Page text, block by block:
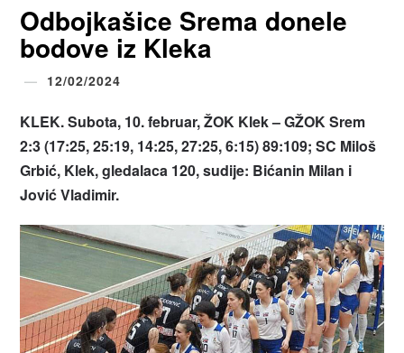
Odbojkašice Srema donele
bodove iz Kleka
12/02/2024
KLEK. Subota, 10. februar, ŽOK Klek – GŽOK Srem
2:3 (17:25, 25:19, 14:25, 27:25, 6:15) 89:109; SC Miloš
Grbić, Klek, gledalaca 120, sudije: Bićanin Milan i
Jović Vladimir.